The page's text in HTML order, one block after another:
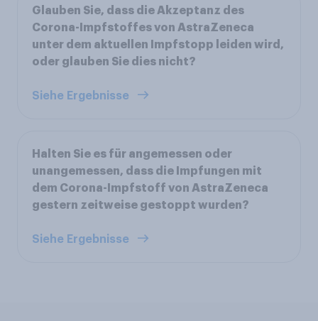
Glauben Sie, dass die Akzeptanz des
Corona-Impfstoffes von AstraZeneca
unter dem aktuellen Impfstopp leiden wird,
oder glauben Sie dies nicht?
Siehe Ergebnisse
Halten Sie es für angemessen oder
unangemessen, dass die Impfungen mit
dem Corona-Impfstoff von AstraZeneca
gestern zeitweise gestoppt wurden?
Siehe Ergebnisse